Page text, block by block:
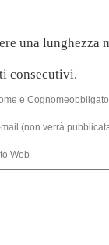
una lunghezza
consecutivi.
e
mail (non verrà
Web